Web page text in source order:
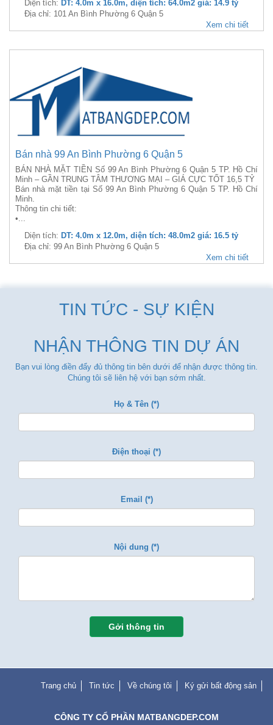
Diện tích: DT: 4.0m x 16.0m, diện tích: 64.0m2 giá: 14.9 tỷ
Địa chỉ: 101 An Bình Phường 6 Quận 5
Xem chi tiết
Bán nhà 99 An Bình Phường 6 Quận 5
BÁN NHÀ MẶT TIỀN Số 99 An Bình Phường 6 Quận 5 TP. Hồ Chí
Minh – GẦN TRUNG TÂM THƯƠNG MẠI – GIÁ CỰC TỐT 16,5 TỶ
Bán nhà mặt tiền tại Số 99 An Bình Phường 6 Quận 5 TP. Hồ Chí
Minh.
Thông tin chi tiết:
•...
Diện tích: DT: 4.0m x 12.0m, diện tích: 48.0m2 giá: 16.5 tỷ
Địa chỉ: 99 An Bình Phường 6 Quận 5
Xem chi tiết
TIN TỨC - SỰ KIỆN
NHẬN THÔNG TIN DỰ ÁN
Bạn vui lòng điền đẩy đủ thông tin bên dưới để nhận được thông tin.
Chúng tôi sẽ liên hệ với bạn sớm nhất.
Họ & Tên (*)
Điện thoại (*)
Email (*)
Nội dung (*)
Gởi thông tin
Trang chủ Tin tức Về chúng tôi Ký gửi bất động sản
CÔNG TY CỔ PHẦN MATBANGDEP.COM